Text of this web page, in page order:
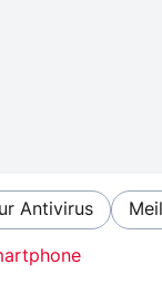
Antivirus